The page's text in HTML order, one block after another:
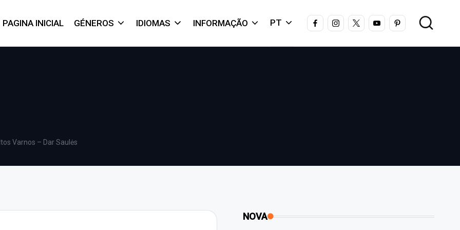
PAGINA INICIAL GÉNEROS IDIOMAS INFORMAÇÃO PT FACEBOOKINSTAGRAM
X YOUTUBEPINTEREST
Varnos – Dar Saulės
NOVA